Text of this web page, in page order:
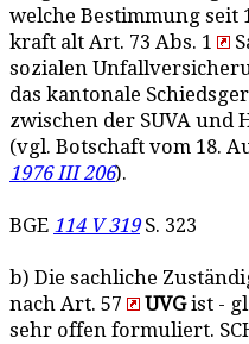
welche Bestimmung seit
kraft alt Art. 73 Abs. 1
sozialen
das kantonale
zwischen der SUVA und
(vgl. Botschaft vom 18.
1976 III 206).
BGE 114 V 319S. 323
b) Die sachliche
nach Art. 57
UVGist -
sehr offen formuliert.